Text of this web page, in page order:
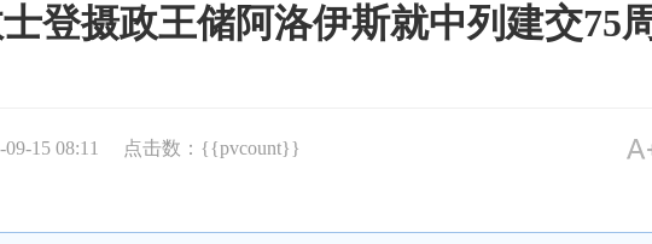
登摄政王储阿洛伊斯就中列建交75
15 08:11 点击数：{{pvcount}}